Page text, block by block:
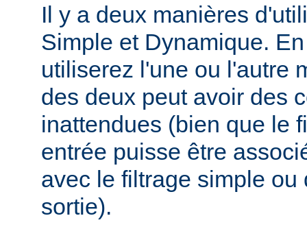
Il y a deux manières
Simple et Dynamique.
utiliserez l'une ou l'autre
des deux peut avoir des
inattendues (bien que le
entrée puisse être
avec le filtrage simple ou
sortie).